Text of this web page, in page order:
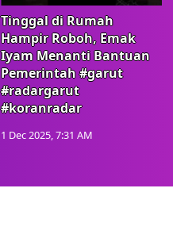
Tinggal di Rumah
Hampir Roboh, Emak
Iyam Menanti Bantuan
Pemerintah #garut
#radargarut
#koranradar
1 Dec 2025, 7:31 AM